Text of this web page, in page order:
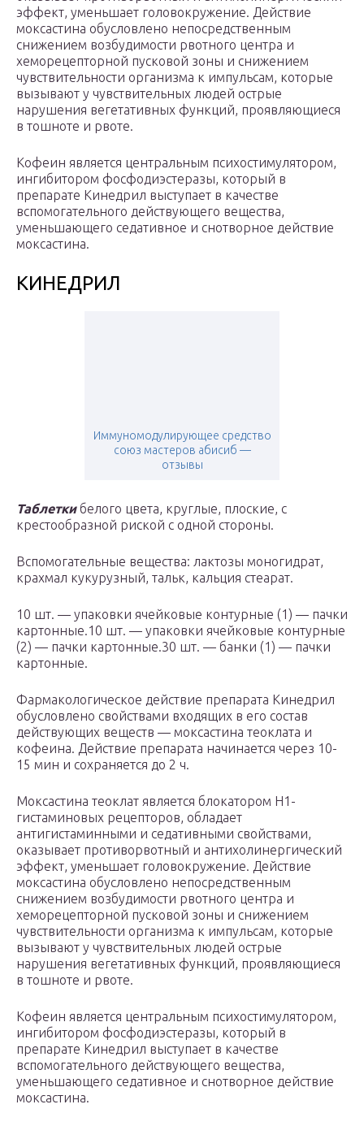
эффект, уменьшает головокружение. Действие
моксастина обусловлено непосредственным
снижением возбудимости рвотного центра и
хеморецепторной пусковой зоны и снижением
чувствительности организма к импульсам, которые
вызывают у чувствительных людей острые
нарушения вегетативных функций, проявляющиеся
в тошноте и рвоте.
Кофеин является центральным психостимулятором,
ингибитором фосфодиэстеразы, который в
препарате Кинедрил выступает в качестве
вспомогательного действующего вещества,
уменьшающего седативное и снотворное действие
моксастина.
КИНЕДРИЛ
Иммуномодулирующее средство
союз мастеров абисиб —
отзывы
Таблеткибелого цвета, круглые, плоские, с
крестообразной риской с одной стороны.
Вспомогательные вещества: лактозы моногидрат,
крахмал кукурузный, тальк, кальция стеарат.
10 шт. — упаковки ячейковые контурные (1) — пачки
картонные.10 шт. — упаковки ячейковые контурные
(2) — пачки картонные.30 шт. — банки (1) — пачки
картонные.
Фармакологическое действие препарата Кинедрил
обусловлено свойствами входящих в его состав
действующих веществ — моксастина теоклата и
кофеина. Действие препарата начинается через 10-
15 мин и сохраняется до 2 ч.
Моксастина теоклат является блокатором Н1 -
гистаминовых рецепторов, обладает
антигистаминными и седативными свойствами,
оказывает противорвотный и антихолинергический
эффект, уменьшает головокружение. Действие
моксастина обусловлено непосредственным
снижением возбудимости рвотного центра и
хеморецепторной пусковой зоны и снижением
чувствительности организма к импульсам, которые
вызывают у чувствительных людей острые
нарушения вегетативных функций, проявляющиеся
в тошноте и рвоте.
Кофеин является центральным психостимулятором,
ингибитором фосфодиэстеразы, который в
препарате Кинедрил выступает в качестве
вспомогательного действующего вещества,
уменьшающего седативное и снотворное действие
моксастина.